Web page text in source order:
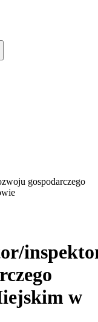
gospodarczego
w